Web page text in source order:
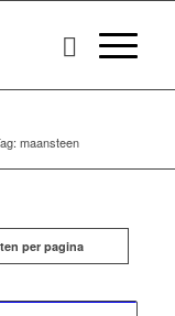
maansteen
per pagina